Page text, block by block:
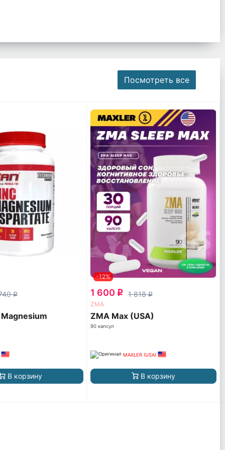
Посмотреть все
q
В корзину
-12%
1 600 q 1 818q
ZMA
ZMA Max (USA)
90 капсул
MAXLER (USA)
В корзину